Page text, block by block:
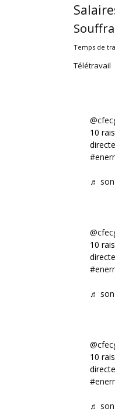
Temps de
Télétravail
10
♬ son
10
♬ son
10
♬ son